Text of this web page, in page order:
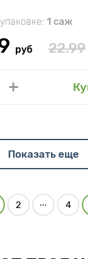
1 саж
руб 22.99
Показать еще
2 ... 4